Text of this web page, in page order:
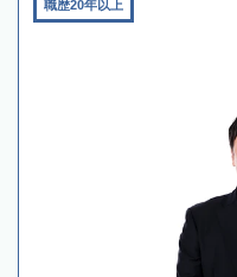
職歴20年以上